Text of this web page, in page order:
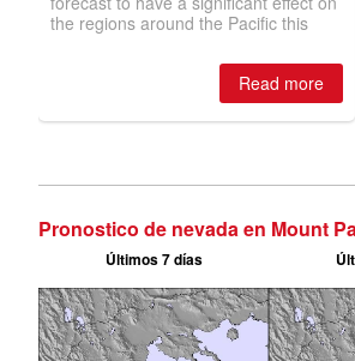
Pronostico de nevada en Mount
Últimos 7 días